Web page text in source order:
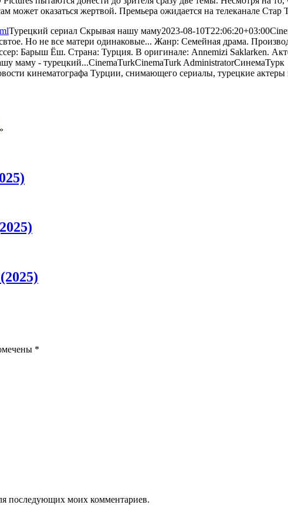
оказаться жертвой. Премьера ожидается на телеканале Стар
Турецкий сериал Скрывая нашу маму2023-08-10T22:06:20+03:00
Но не все матери одинаковые... Жанр: Семейная драма.
Барыш Ёш. Страна: Турция. В оригинале: Annemizi Saklarken.
маму - турецкий...CinemaTurkCinemaTurkAdministratorСинемаТурк
»
*
последующих моих комментариев.